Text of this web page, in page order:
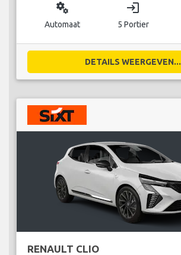
miscellaneous_services
Automaat
login
5 Portier
DETAILS WEERGEVEN...
RENAULT CLIO